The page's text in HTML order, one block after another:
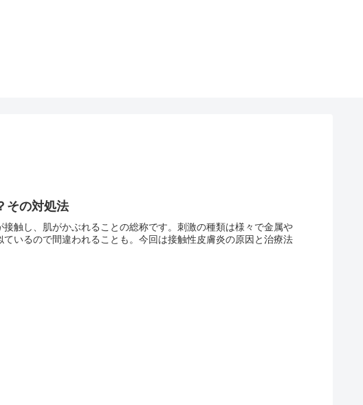
その対処法
触し、肌がかぶれることの総称です。刺激の種類は様々で金属や
いるので間違われることも。今回は接触性皮膚炎の原因と治療法